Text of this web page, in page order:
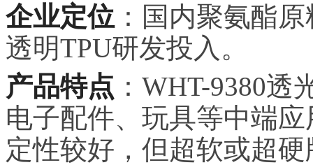
企业定位 ：国内聚氨酯
透明TPU研发投入。
产品特点 ：WHT-9380
电子配件、玩具等中端
定性较好，但超软或超